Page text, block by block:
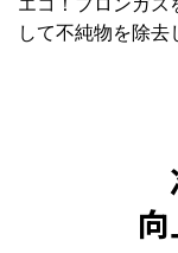
して不純物を除去